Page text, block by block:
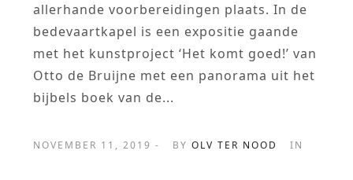
allerhande voorbereidingen plaats. In de
bedevaartkapel is een expositie gaande
met het kunstproject ‘Het komt goed!’ van
Otto de Bruijne met een panorama uit het
bijbels boek van de...
NOVEMBER 11, 2019 - BYOLV TER NOOD IN